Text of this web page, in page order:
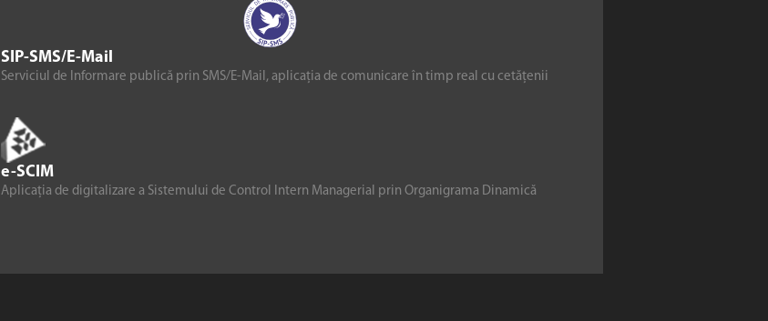
SIP-SMS/E-Mail
Serviciul de Informare publică prin SMS/E-Mail, aplicația de comunicare în timp real cu cetățenii
e-SCIM
Aplicația de digitalizare a Sistemului de Control Intern Managerial prin Organigrama Dinamică